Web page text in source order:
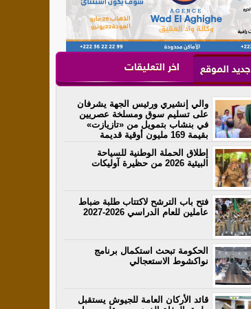
جديد الموقع اخر التعليقات
والي إنشيري ورئيس الجهة يشرفان
على تسليم سوق ومسلخة عصريين
في بنشاب بتمويل من «تازيازت»
بقيمة 169 مليون أوقية قديمة
إطلاق الحملة الوطنية للسياحة
البيئية 2026 من حظيرة آوليكات
فتح باب الترشح لاكتتاب طلبة ضباط
عاملين للعام الدراسي 2026-2027
الحكومة تبحث استكمال برنامج
نواكشوط الاستعجالي
قائد الأركان العامة للجيوش يستقبل